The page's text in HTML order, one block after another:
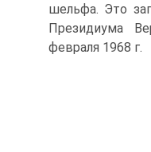
шельфа. Это
Президиума
февраля 1968 г.